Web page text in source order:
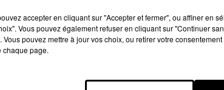
accepter en cliquant sur "Accepter et fermer", ou affiner en
Vous pouvez également refuser en cliquant sur "Continuer
Vous pouvez mettre à jour vos choix, ou retirer votre
chaque page.